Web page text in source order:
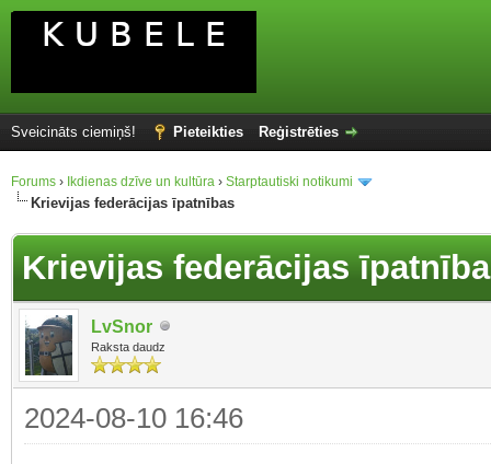
Sveicināts ciemiņš! Pieteikties Reģistrēties
Forums › Ikdienas dzīve un kultūra › Starptautiski notikumi
Krievijas federācijas īpatnības
Krievijas federācijas
LvSnor
Raksta daudz
2024-08-10 16:46